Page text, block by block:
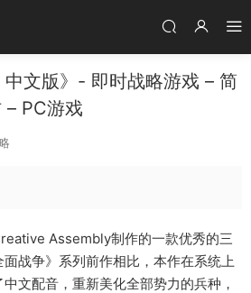
中文版》- 即时战略游戏 – 简
– PC游戏
Assembly制作的一款优秀的三
战争》系列前作相比，本作在系统上
文配音，重新美化全部势力的兵种，